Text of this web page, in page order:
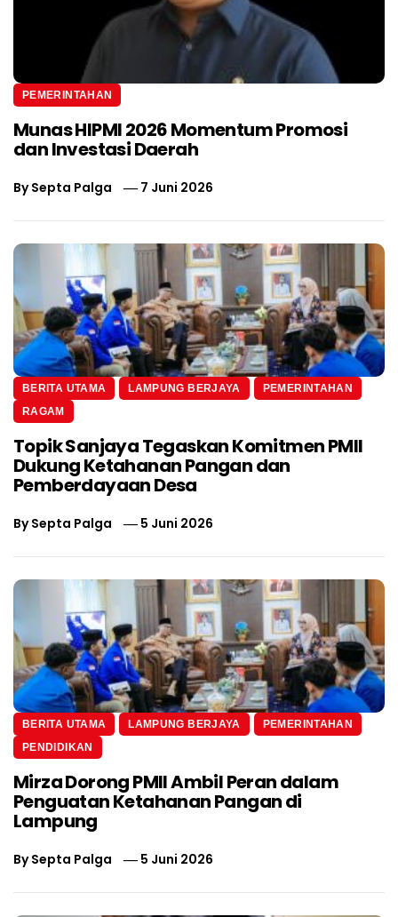
PEMERINTAHAN
Munas HIPMI 2026 Momentum Promosi
dan Investasi Daerah
BySepta Palga 7 Juni 2026
BERITA UTAMA LAMPUNG BERJAYA
PEMERINTAHAN
RAGAM
Topik Sanjaya Tegaskan Komitmen PMII
Dukung Ketahanan Pangan dan
Pemberdayaan Desa
BySepta Palga 5 Juni 2026
BERITA UTAMA LAMPUNG BERJAYA
PEMERINTAHAN
PENDIDIKAN
Mirza Dorong PMII Ambil Peran dalam
Penguatan Ketahanan Pangan di
Lampung
BySepta Palga 5 Juni 2026